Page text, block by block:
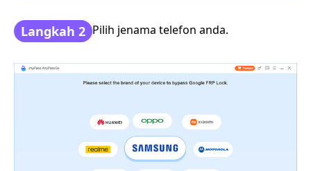
Langkah 2 Pilih jenama telefon anda.